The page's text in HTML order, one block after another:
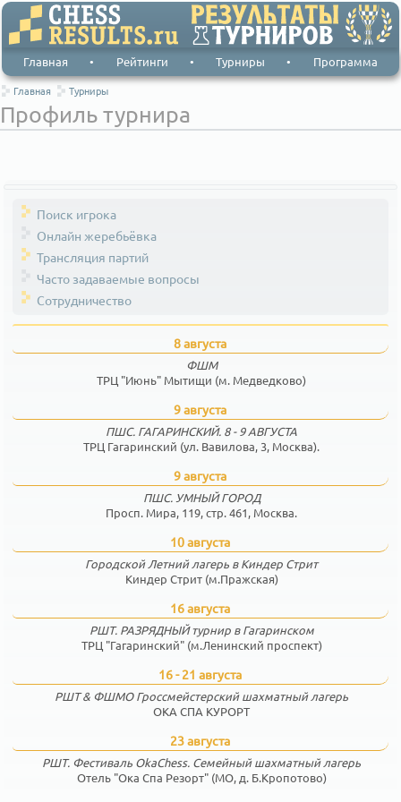
Главная • Рейтинги • Турниры • Программа
Главная Турниры
Профиль турнира
Поиск игрока
Онлайн жеребьёвка
Трансляция партий
Часто задаваемые вопросы
Сотрудничество
8 августа
ФШМ
ТРЦ "Июнь" Мытищи (м. Медведково)
9 августа
ПШС. ГАГАРИНСКИЙ. 8 - 9 АВГУСТА
ТРЦ Гагаринский (ул. Вавилова, 3, Москва).
9 августа
ПШС. УМНЫЙ ГОРОД
Просп. Мира, 119, стр. 461, Москва.
10 августа
Городской Летний лагерь в Киндер Стрит
Киндер Стрит (м.Пражская)
16 августа
РШТ. РАЗРЯДНЫЙ турнир в Гагаринском
ТРЦ "Гагаринский" (м.Ленинский проспект)
16 - 21 августа
РШТ & ФШМО Гроссмейстерский шахматный лагерь
ОКА СПА КУРОРТ
23 августа
РШТ. Фестиваль OkaChess. Семейный шахматный лагерь
Отель "Ока Спа Резорт" (МО, д. Б.Кропотово)